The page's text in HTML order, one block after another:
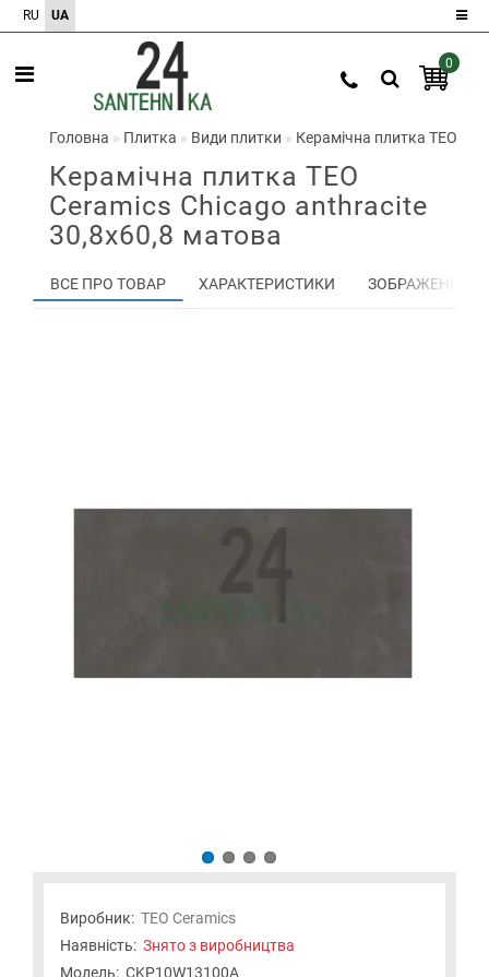
RU UA
Реєстрація 0
Головна Плитка Види плитки Керамічна плитка TEO
Керамічна плитка TEO
Ceramics Chicago anthracite
30,8х60,8 матова
ВСЕ ПРО ТОВАР ХАРАКТЕРИСТИКИ ЗОБРАЖЕННЯ
Виробник: TEO Ceramics
Наявність: Знято з виробництва
Модель: СKP10W13100A